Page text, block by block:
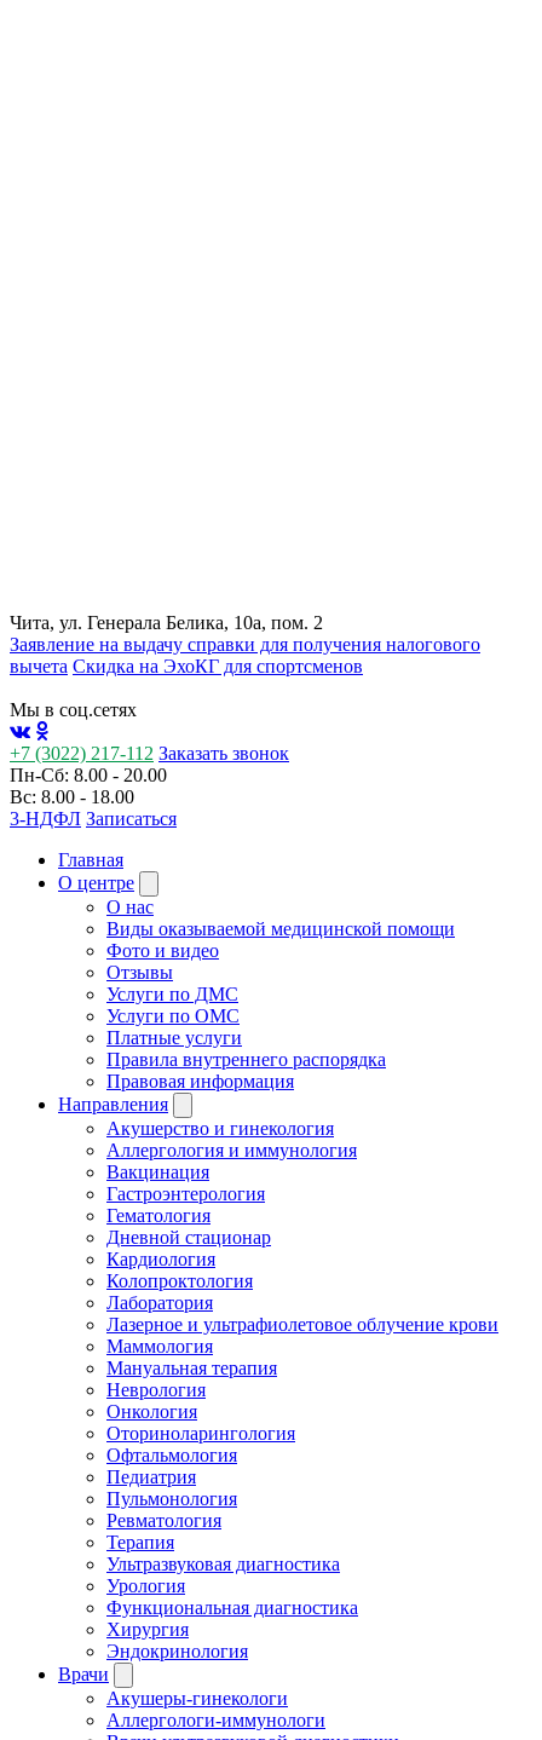
Чита, ул. Генерала Белика, 10а, пом. 2
Заявление на выдачу справки для получения налогового
вычета Cкидка на ЭхоКГ для спортсменов
Мы в соц.сетях
+7 (3022) 217-112 Заказать звонок
Пн-Сб: 8.00 - 20.00
Вс: 8.00 - 18.00
3-НДФЛ Записаться
Главная
О центре
О нас
Виды оказываемой медицинской помощи
Фото и видео
Отзывы
Услуги по ДМС
Услуги по ОМС
Платные услуги
Правила внутреннего распорядка
Правовая информация
Направления
Акушерство и гинекология
Аллергология и иммунология
Вакцинация
Гастроэнтерология
Гематология
Дневной стационар
Кардиология
Колопроктология
Лаборатория
Лазерное и ультрафиолетовое облучение крови
Маммология
Мануальная терапия
Неврология
Онкология
Оториноларингология
Офтальмология
Педиатрия
Пульмонология
Ревматология
Терапия
Ультразвуковая диагностика
Урология
Функциональная диагностика
Хирургия
Эндокринология
Врачи
Акушеры-гинекологи
Аллергологи-иммунологи